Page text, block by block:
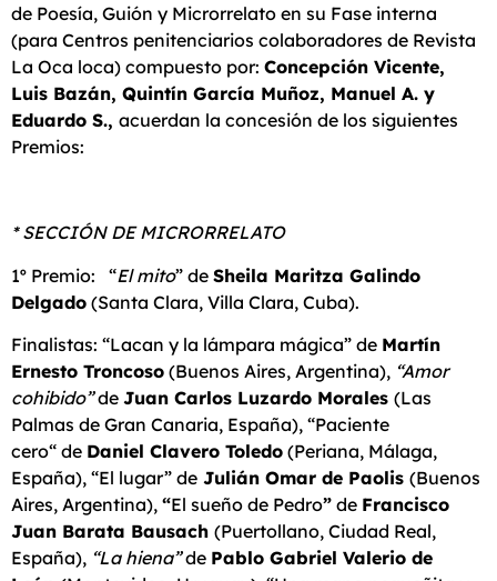
de Poesía, Guión y Microrrelato en su Fase interna
(para Centros penitenciarios colaboradores de Revista
La Oca loca) compuesto por: Concepción Vicente,
Luis Bazán, Quintín García Muñoz, Manuel A. y
Eduardo S., acuerdan la concesión de los siguientes
Premios:
* SECCIÓN DE MICRORRELATO
1º Premio: “El mito” de Sheila Maritza Galindo
Delgado (Santa Clara, Villa Clara, Cuba).
Finalistas: “Lacan y la lámpara mágica” de Martín
Ernesto Troncoso (Buenos Aires, Argentina), “Amor
cohibido”de Juan Carlos Luzardo Morales (Las
Palmas de Gran Canaria, España), “Paciente
cero“ de Daniel Clavero Toledo (Periana, Málaga,
España), “El lugar” de Julián Omar de Paolis (Buenos
Aires, Argentina), “El sueño de Pedro” de Francisco
Juan Barata Bausach (Puertollano, Ciudad Real,
España), “La hiena”de Pablo Gabriel Valerio de